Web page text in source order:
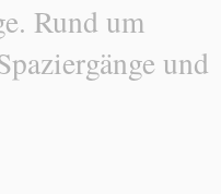
Rund um
und